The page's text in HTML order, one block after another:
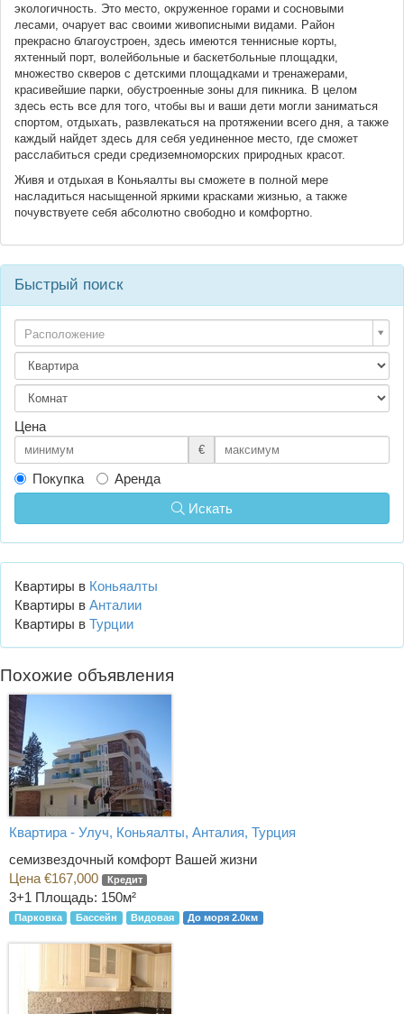
экологичность. Это место, окруженное горами и сосновыми
лесами, очарует вас своими живописными видами. Район
прекрасно благоустроен, здесь имеются теннисные корты,
яхтенный порт, волейбольные и баскетбольные площадки,
множество скверов с детскими площадками и тренажерами,
красивейшие парки, обустроенные зоны для пикника. В целом
здесь есть все для того, чтобы вы и ваши дети могли заниматься
спортом, отдыхать, развлекаться на протяжении всего дня, а также
каждый найдет здесь для себя уединенное место, где сможет
расслабиться среди средиземноморских природных красот.
Живя и отдыхая в Коньяалты вы сможете в полной мере
насладиться насыщенной яркими красками жизнью, а также
почувствуете себя абсолютно свободно и комфортно.
Быстрый поиск
Расположение
Цена
€
Покупка
Аренда
Искать
Квартиры в Коньяалты
Квартиры в Анталии
Квартиры в Турции
Похожие объявления
Квартира - Улуч, Коньяалты, Анталия, Турция
семизвездочный комфорт Вашей жизни
Цена €167,000
Кредит
3+1 Площадь: 150м²
Парковка Бассейн Видовая До моря 2.0км